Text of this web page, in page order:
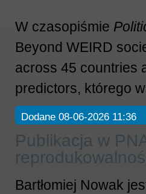
W czasopiśmie
Beyond WEIRD
across 45 countries
predictors, którego
Dodane 08-06-2026 11:36
Publikacja w
Bartłomiej Nowak